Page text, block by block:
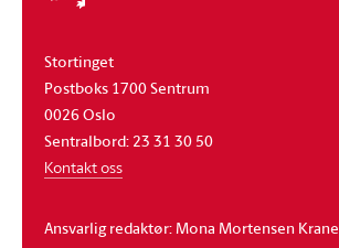
Stortinget
Postboks 1700 Sentrum
0026 Oslo
Sentralbord: 23 31 30 50
Kontakt oss
Ansvarlig redaktør: Mona Mortensen Krane